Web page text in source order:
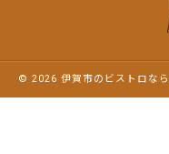
© 2026 伊賀市のビストロな